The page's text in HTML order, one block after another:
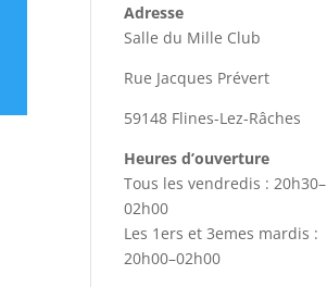
Adresse
Salle du Mille Club
Rue Jacques Prévert
59148 Flines-Lez-Râches
Heures d’ouverture
Tous les vendredis : 20h30–
02h00
Les 1ers et 3emes mardis :
20h00–02h00